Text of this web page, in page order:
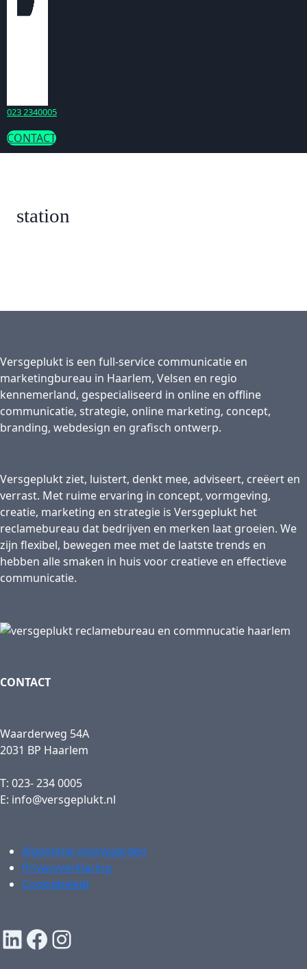
023 2340005
CONTACT
station
Versgeplukt is een full-service communicatie en
marketingbureau in Haarlem, Velsen en regio
kennemerland, gespecialiseerd in online en offline
communicatie, strategie, online marketing, concept,
branding, webdesign en grafisch ontwerp.
Versgeplukt ziet, luistert, denkt mee, adviseert, creëert en
verrast. Met ruime ervaring in concept, vormgeving,
creatie, marketing en strategie is Versgeplukt het
reclamebureau dat bedrijven en merken laat groeien. We
zijn flexibel, bewegen mee met de laatste trends en
hebben alle smaken in huis voor creatieve en effectieve
communicatie.
CONTACT
Waarderweg 54A
2031 BP Haarlem
T: 023- 234 0005
E: info@versgeplukt.nl
Algemene voorwaarden
Privacyverklaring
Cookiebeleid
LinkedIn
Facebook
Instagram